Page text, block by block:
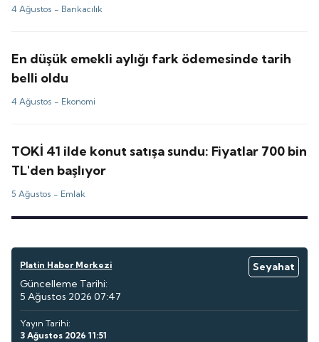
4 Ağustos - Bankacılık
En düşük emekli aylığı fark ödemesinde tarih
belli oldu
4 Ağustos - Ekonomi
TOKİ 41 ilde konut satışa sundu: Fiyatlar 700 bin
TL'den başlıyor
5 Ağustos - Emlak
Platin Haber Merkezi
Seyahat
Güncelleme Tarihi:
5 Ağustos 2026 07:47
Yayın Tarihi:
3 Ağustos 2026 11:51